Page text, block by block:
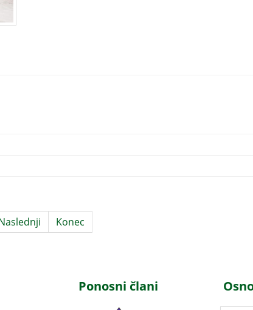
Konec
Ponosni člani